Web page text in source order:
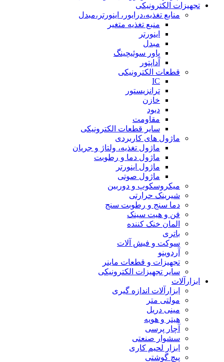
تجهیزات الکترونیکی
منابع تغذیه،درایور، اینورتر،مبدل
منبع تغذیه متغیر
اینورتر
مبدل
پاور سوئیچینگ
آداپتور
قطعات الکترونیکی
IC
ترانزیستور
خازن
دیود
مقاومت
سایر قطعات الکترونیکی
ماژول های کاربردی
ماژول تغذیه، ولتاژ و جریان
ماژول دما و رطوبت
ماژول اینورتر
ماژول صوتی
میکروسکوپ و دوربین
شیرینک حرارتی
دما سنج و رطوبت سنج
فن و هیت سینک
المان خنک کننده
باتری
سوکت و فیش آلات
آردوینو
تجهیزات و قطعات ماینر
سایر تجهیزات الکترونیکی
ابزارآلات
ابزارآلات اندازه گیری
مولتی متر
مینی دریل
هیتر و هویه
آچار پرسی
سشوار صنعتی
ابزار لحیم کاری
پیچ گوشتی